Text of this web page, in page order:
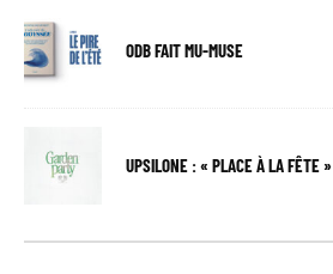
ODB FAIT MU-MUSE
UPSILONE : « PLACE À LA FÊTE »